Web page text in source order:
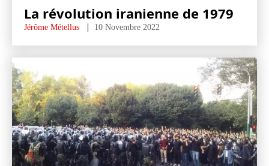
La révolution iranienne de 1979
Jérôme Métellus 10 Novembre 2022